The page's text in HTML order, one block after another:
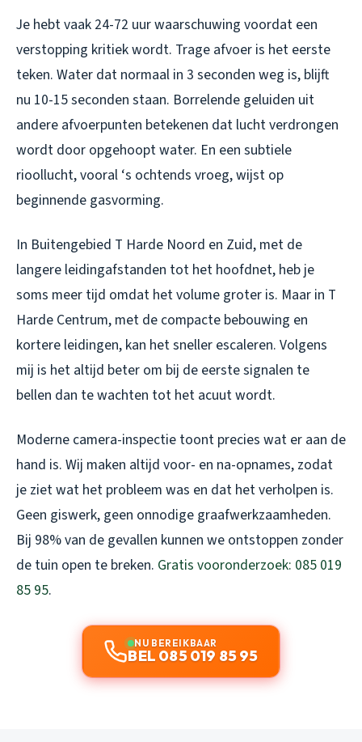
Je hebt vaak 24-72 uur waarschuwing voordat een
verstopping kritiek wordt. Trage afvoer is het eerste
teken. Water dat normaal in 3 seconden weg is, blijft
nu 10-15 seconden staan. Borrelende geluiden uit
andere afvoerpunten betekenen dat lucht verdrongen
wordt door opgehoopt water. En een subtiele
rioollucht, vooral ‘s ochtends vroeg, wijst op
beginnende gasvorming.
In Buitengebied T Harde Noord en Zuid, met de
langere leidingafstanden tot het hoofdnet, heb je
soms meer tijd omdat het volume groter is. Maar in T
Harde Centrum, met de compacte bebouwing en
kortere leidingen, kan het sneller escaleren. Volgens
mij is het altijd beter om bij de eerste signalen te
bellen dan te wachten tot het acuut wordt.
Moderne camera-inspectie toont precies wat er aan de
hand is. Wij maken altijd voor- en na-opnames, zodat
je ziet wat het probleem was en dat het verholpen is.
Geen giswerk, geen onnodige graafwerkzaamheden.
Bij 98% van de gevallen kunnen we ontstoppen zonder
de tuin open te breken. Gratis vooronderzoek: 085 019
85 95.
NU BEREIKBAAR
BEL 085 019 85 95